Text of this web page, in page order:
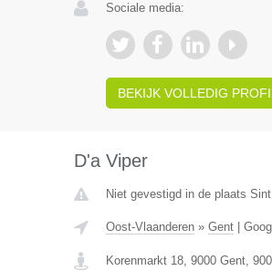
Sociale media:
BEKIJK VOLLEDIG
D'a Viper
Niet gevestigd in de plaats
Oost-Vlaanderen» Gent|
Korenmarkt 18, 9000 Gent,